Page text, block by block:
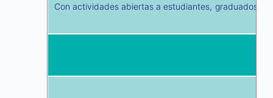
Con actividades abiertas a estudiantes, graduados,